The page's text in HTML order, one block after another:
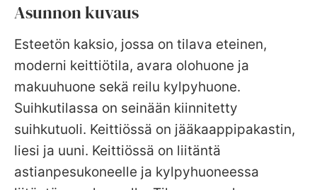
Asunnon kuvaus
Esteetön kaksio, jossa on tilava eteinen,
moderni keittiötila, avara olohuone ja
makuuhuone sekä reilu kylpyhuone.
Suihkutilassa on seinään kiinnitetty
suihkutuoli. Keittiössä on jääkaappipakastin,
liesi ja uuni. Keittiössä on liitäntä
astianpesukoneelle ja kylpyhuoneessa